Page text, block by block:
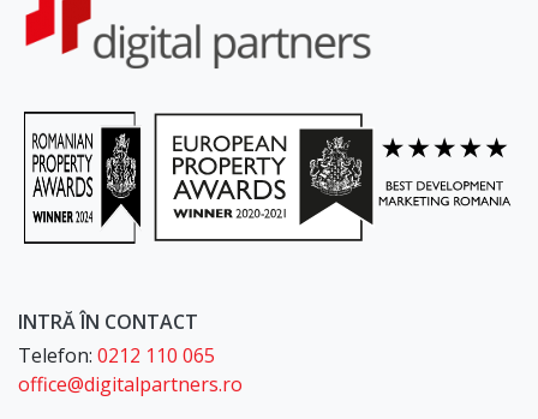
INTRĂ ÎN CONTACT
Telefon: 0212 110 065
office@digitalpartners.ro